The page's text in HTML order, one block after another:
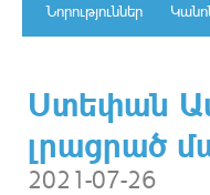
Նորություններ
Ստեփան
լրացրած
2021-07-26